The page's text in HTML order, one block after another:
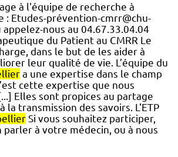
à l'équipe de recherche à
: Etudes-prévention-cmrr@chu-
appelez-nous au 04.67.33.04.04
du Patient au CMRR Le
dans le but de les aider à
leur qualité de vie. L’équipe du
a une expertise dans le champ
cette expertise que nous
Elles sont propices au partage
la transmission des savoirs. L'ETP
Si vous souhaitez participer,
parler à votre médecin, ou à nous